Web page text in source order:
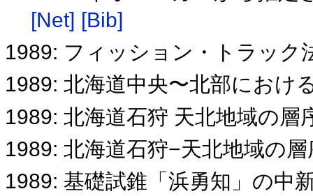
[Net] [Bib]
1989: フィッション・トラッ
1989: 北海道中央〜北部におけ
1989: 北海道石狩 天北地域の層
1989: 北海道石狩−天北地域の
1989: 基礎試錐「浜勇知」の中